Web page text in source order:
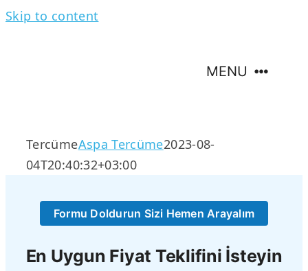
Skip to content
MENU
Tercüme Dilleri
İletişim
TercümeAspa Tercüme2023-08-
04T20:40:32+03:00
Formu Doldurun Sizi Hemen Arayalım
En Uygun Fiyat Teklifini İsteyin